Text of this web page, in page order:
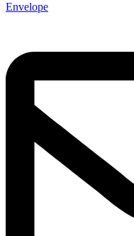
Envelope